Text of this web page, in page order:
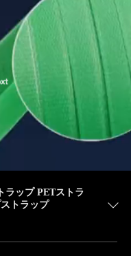
ラップ PETストラ
トラップ